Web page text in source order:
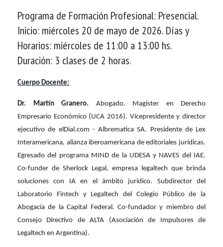
Programa de Formación Profesional: Presencial.
Inicio: miércoles 20 de mayo de 2026. Días y
Horarios: miércoles de 11:00 a 13:00 hs.
Duración: 3 clases de 2 horas.
Cuerpo Docente:
Dr. Martín Granero. Abogado. Magister en Derecho
Empresario Económico (UCA 2016). Vicepresidente y director
ejecutivo de elDial.com - Albrematica SA. Presidente de Lex
Interamericana, alianza iberoamericana de editoriales jurídicas.
Egresado del programa MIND de la UDESA y NAVES del IAE.
Co-funder de Sherlock Legal, empresa legaltech que brinda
soluciones con IA en el ámbito jurídico. Subdirector del
Laboratorio Fintech y Legaltech del Colegio Público de la
Abogacía de la Capital Federal. Co-fundador y miembro del
Consejo Directivo de ALTA (Asociación de Impulsores de
Legaltech en Argentina).